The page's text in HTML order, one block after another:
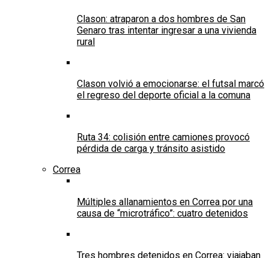
Clason: atraparon a dos hombres de San
Genaro tras intentar ingresar a una vivienda
rural
Clason volvió a emocionarse: el futsal marcó
el regreso del deporte oficial a la comuna
Ruta 34: colisión entre camiones provocó
pérdida de carga y tránsito asistido
Correa
Múltiples allanamientos en Correa por una
causa de “microtráfico”: cuatro detenidos
Tres hombres detenidos en Correa: viajaban